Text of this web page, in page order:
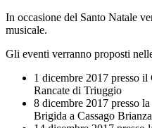
In occasione del Santo Natale
musicale.
Gli eventi verranno proposti
1 dicembre 2017 presso
Rancate di Triuggio
8 dicembre 2017 presso
Brigida a Cassago Brianza